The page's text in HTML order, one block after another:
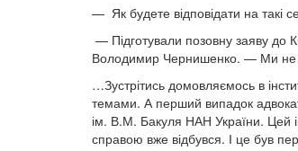
— Як будете відповідати на такі
— Підготували позовну заяву до
Володимир Чернишенко. — Ми не
…Зустрітись домовляємось в
темами. А перший випадок
ім. В.М. Бакуля НАН України. Цей
справою вже відбувся. І це був